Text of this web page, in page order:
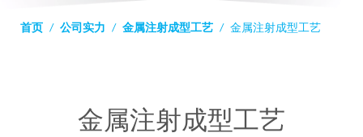
首页 / 公司实力 / 金属注射成型工艺 / 金属注射成型工艺
金属注射成型工艺